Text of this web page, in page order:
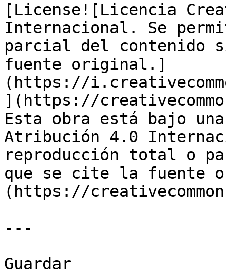
[License![Licencia
Internacional. Se
parcial del contenido
fuente original.]
(https://
](https://
Esta obra está bajo
Atribución 4.0
reproducción total o
que se cite la fuente
(https://
---
Guardar